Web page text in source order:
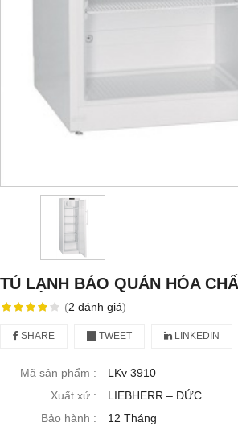
TỦ LẠNH BẢO QUẢN HÓA
(2 đánh giá)
SHARE TWEET LINKEDIN
Mã sản phẩm :
LKv 3910
Xuất xứ :
LIEBHERR – ĐỨC
Bảo hành :
12 Tháng